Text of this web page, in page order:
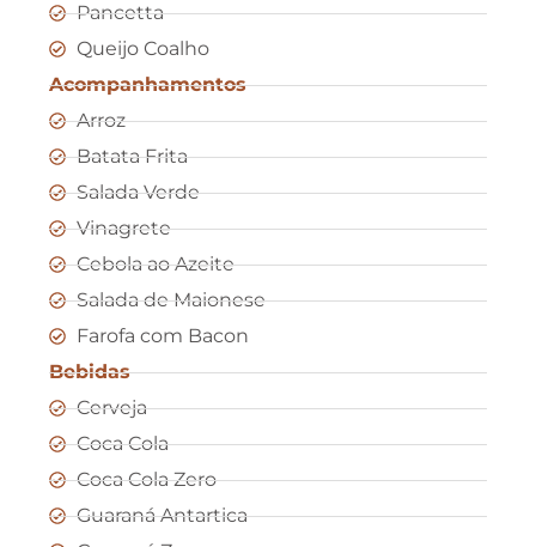
Pancetta
Queijo Coalho
Acompanhamentos
Arroz
Batata Frita
Salada Verde
Vinagrete
Cebola ao Azeite
Salada de Maionese
Farofa com Bacon
Bebidas
Cerveja
Coca Cola
Coca Cola Zero
Guaraná Antartica